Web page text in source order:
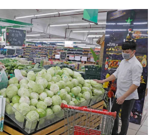
tương lai
Podcast